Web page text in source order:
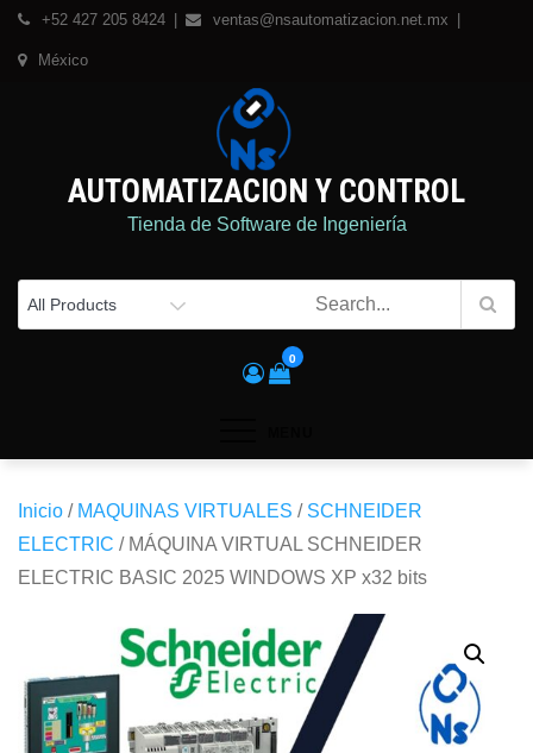
Skip
+52 427 205 8424 ventas@nsautomatizacion.net.mx
México
AUTOMATIZACION Y CONTROL
Tienda de Software de Ingeniería
0
Inicio / MAQUINAS VIRTUALES / SCHNEIDER
ELECTRIC / MÁQUINA VIRTUAL SCHNEIDER
ELECTRIC BASIC 2025 WINDOWS XP x32 bits